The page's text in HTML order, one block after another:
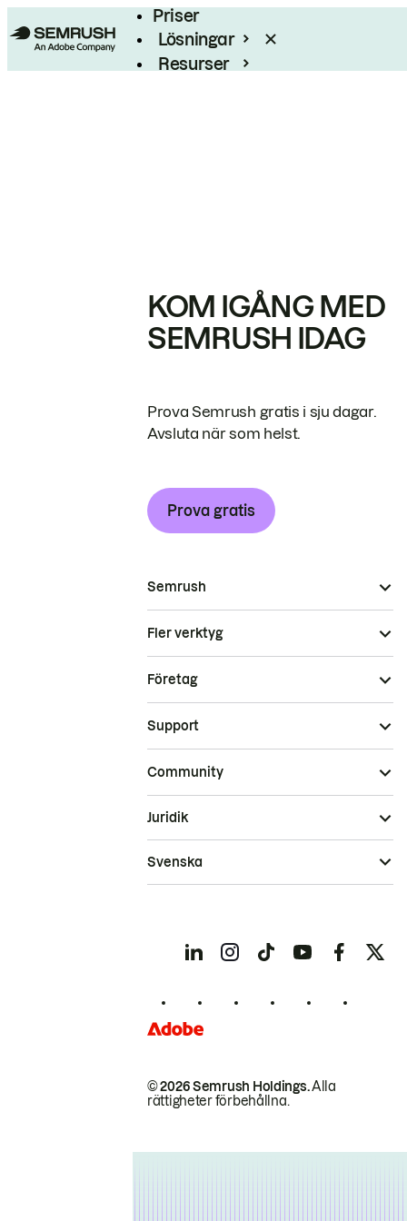
Priser
Lösningar
Resurser
KOM IGÅNG MED
SEMRUSH IDAG
Prova Semrush gratis i sju dagar.
Avsluta när som helst.
Prova gratis
Semrush
Fler verktyg
Företag
Support
Community
© 2026 Semrush Holdings.Alla
rättigheter förbehållna.
Juridik
Svenska